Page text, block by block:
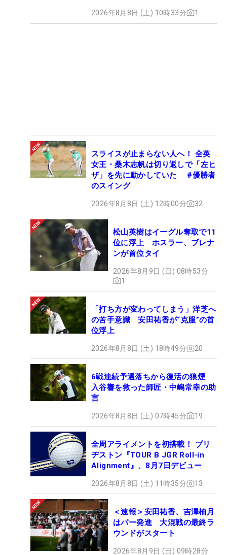
2026年8月8日 (土) 10時33分 1
スライスが止まらない人へ！ 全英
女王・桑木志帆は切り返しで「左ヒ
ザ」を先に動かしていた #優勝者
のスイング
2026年8月8日 (土) 12時00分 32
松山英樹はイーグル奪取で11
位に浮上 ホスラー、ブレナ
ンが首位タイ
2026年8月9日 (日) 08時53分
1
「打ち方が変わってしまう」洋芝へ
の苦手意識 安田祐香が“克服”の首
位浮上
2026年8月8日 (土) 18時49分 20
6戦連続予選落ちから復活の狼煙
入谷響を救った師匠・中嶋常幸の助
言
2026年8月8日 (土) 07時45分 19
全周アライメントを初搭載！ ブリ
ヂストン『TOUR B JGR Roll-in
Alignment』、8月7日デビュー
2026年8月8日 (土) 11時35分 13
＜速報＞安田祐香、吉澤柚月
はパー発進 大混戦の最終ラ
ウンドがスタート
2026年8月9日 (日) 09時28分